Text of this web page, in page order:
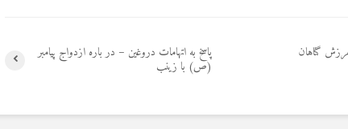
پاسخ به اتهامات دروغین – در باره ازدواج پیامبر
(ص) با زینب
گناهان